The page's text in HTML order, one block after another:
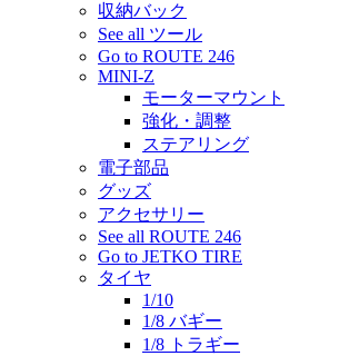
収納バック
See all ツール
Go to ROUTE 246
MINI-Z
モーターマウント
強化・調整
ステアリング
電子部品
グッズ
アクセサリー
See all ROUTE 246
Go to JETKO TIRE
タイヤ
1/10
1/8 バギー
1/8 トラギー